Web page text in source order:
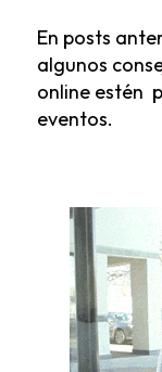
En posts
algunos
online estén
eventos.